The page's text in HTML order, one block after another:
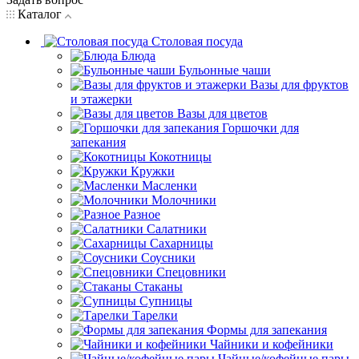
Каталог
Столовая посуда
Блюда
Бульонные чаши
Вазы для фруктов
и этажерки
Вазы для цветов
Горшочки для
запекания
Кокотницы
Кружки
Масленки
Молочники
Разное
Салатники
Сахарницы
Соусники
Спецовники
Стаканы
Супницы
Тарелки
Формы для запекания
Чайники и кофейники